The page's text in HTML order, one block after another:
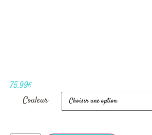
75.99€
Couleur